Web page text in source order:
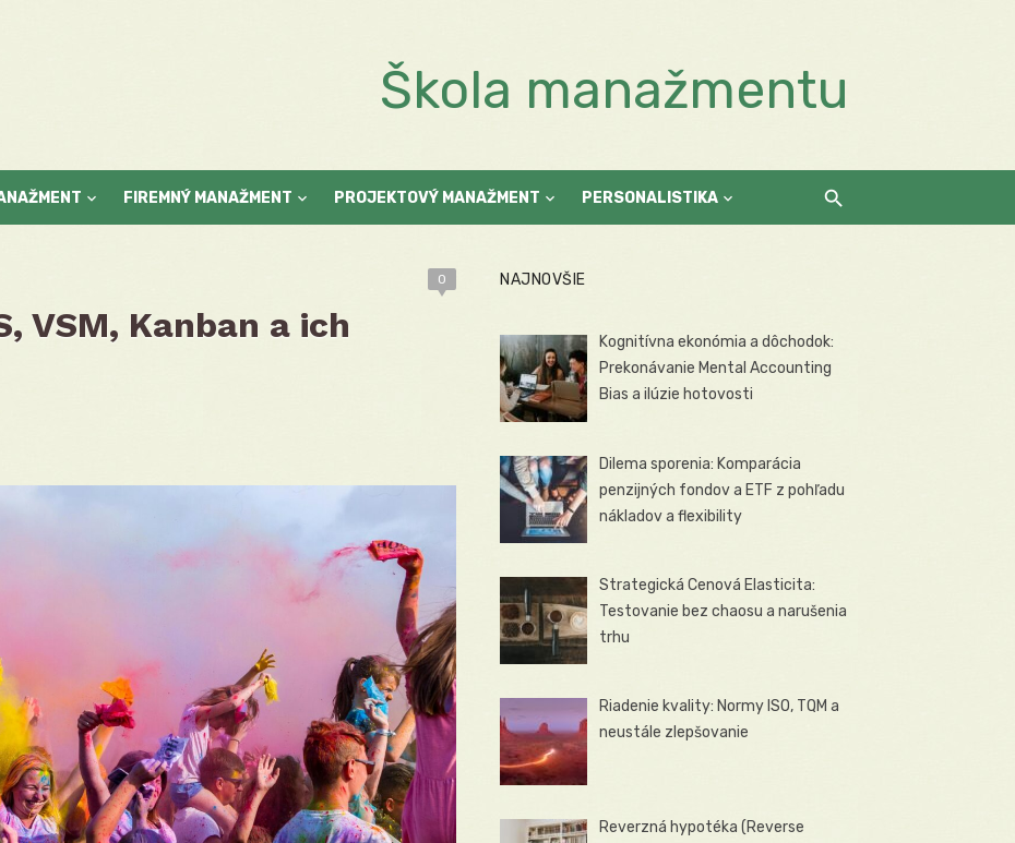
Škola manažmentu
FIREMNÝ MANAŽMENT PROJEKTOVÝ MANAŽMENT PERSONALISTIKA
0
VSM, Kanban a ich
NAJNOVŠIE
Kognitívna ekonómia a dôchodok:
Prekonávanie Mental Accounting
Bias a ilúzie hotovosti
Dilema sporenia: Komparácia
penzijných fondov a ETF z pohľadu
nákladov a flexibility
Strategická Cenová Elasticita:
Testovanie bez chaosu a narušenia
trhu
Riadenie kvality: Normy ISO, TQM a
neustále zlepšovanie
Reverzná hypotéka (Reverse